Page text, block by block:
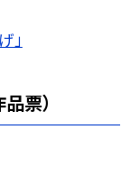
」
票）